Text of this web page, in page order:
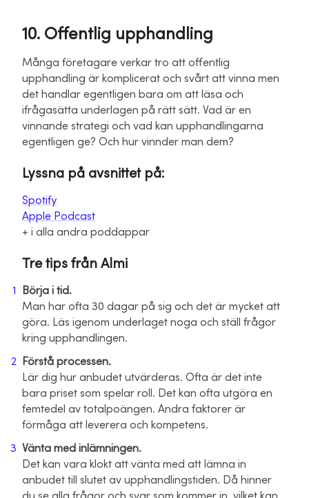
10. Offentlig upphandling
Många företagare verkar tro att offentlig
upphandling är komplicerat och svårt att vinna men
det handlar egentligen bara om att läsa och
ifrågasätta underlagen på rätt sätt. Vad är en
vinnande strategi och vad kan upphandlingarna
egentligen ge? Och hur vinnder man dem?
Lyssna på avsnittet på:
Spotify
Apple Podcast
+ i alla andra poddappar
Tre tips från Almi
Börja i tid.
Man har ofta 30 dagar på sig och det är mycket att
göra. Läs igenom underlaget noga och ställ frågor
kring upphandlingen.
Förstå processen.
Lär dig hur anbudet utvärderas. Ofta är det inte
bara priset som spelar roll. Det kan ofta utgöra en
femtedel av totalpoängen. Andra faktorer är
förmåga att leverera och kompetens.
Vänta med inlämningen.
Det kan vara klokt att vänta med att lämna in
anbudet till slutet av upphandlingstiden. Då hinner